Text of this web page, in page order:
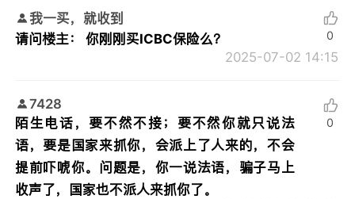
我一买，就收到
请问楼主： 你刚刚买ICBC保险么？
2025-07-02 14:15
0
7428
陌生电话，要不然不接；要不然你就只说法
语，要是国家来抓你，会派上了人来的，不会
提前吓唬你。问题是，你一说法语，骗子马上
收声了，国家也不派人来抓你了。
0